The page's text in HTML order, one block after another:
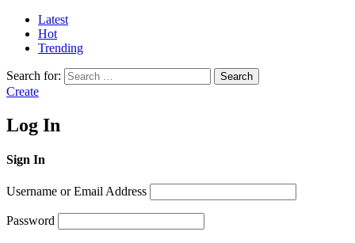
Latest
Hot
Trending
Search for: Search
Create
Log In
Sign In
Username or Email Address
Password